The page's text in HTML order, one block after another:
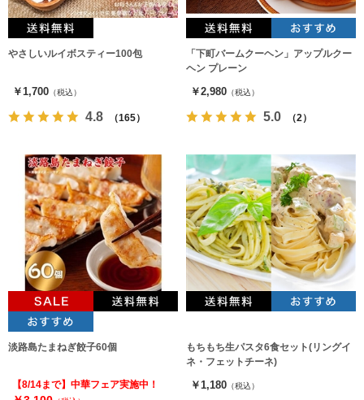
やさしいルイボスティー100包
￥1,700 （税込）
4.8 （165）
「下町バームクーヘン」アップルクー
ヘン プレーン
￥2,980 （税込）
5.0 （2）
淡路島たまねぎ餃子60個
【8/14まで】中華フェア実施中！
もちもち生パスタ6食セット(リングイ
ネ・フェットチーネ)
￥1,180 （税込）